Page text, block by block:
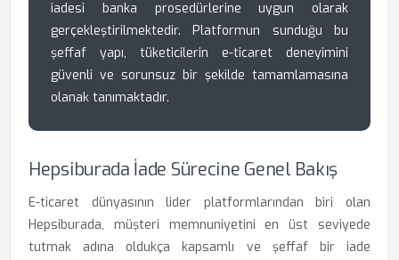
iadesi banka prosedürlerine uygun olarak
gerçekleştirilmektedir. Platformun sunduğu bu
şeffaf yapı, tüketicilerin e-ticaret deneyimini
güvenli ve sorunsuz bir şekilde tamamlamasına
olanak tanımaktadır.
Hepsiburada İade Sürecine Genel Bakış
E-ticaret dünyasının lider platformlarından biri olan
Hepsiburada, müşteri memnuniyetini en üst seviyede
tutmak adına oldukça kapsamlı ve şeffaf bir iade